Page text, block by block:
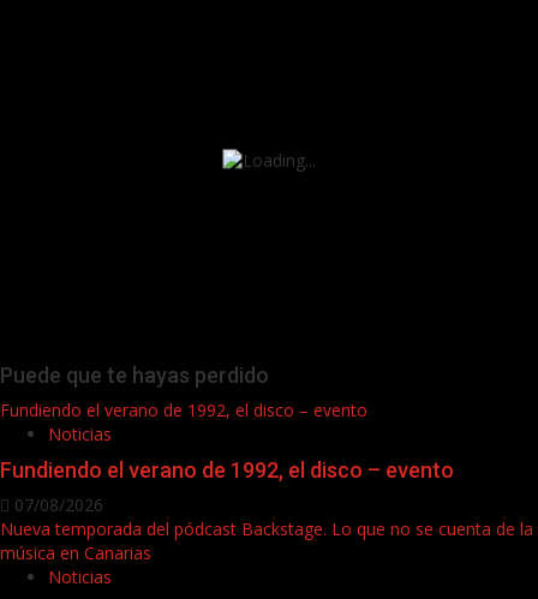
Puede que te hayas perdido
Fundiendo el verano de 1992, el disco – evento
Noticias
Fundiendo el verano de 1992, el disco – evento
07/08/2026
Nueva temporada del pódcast Backstage. Lo que no se cuenta de la
música en Canarias
Noticias